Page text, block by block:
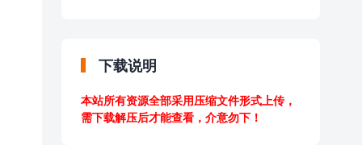
下载说明
本站所有资源全部采用压缩文件形式上传，
需下载解压后才能查看，介意勿下！